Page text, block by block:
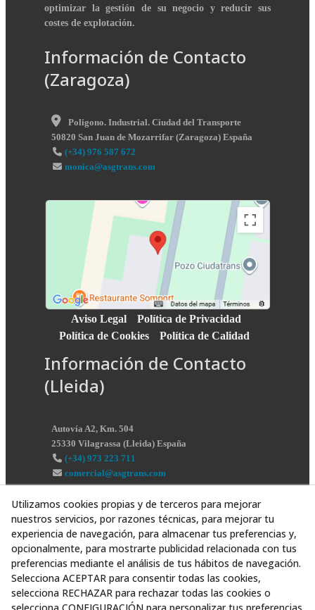
optimizar la gestión de su negocio y reducir sus
costes de explotación.
Información de Contacto
(Zaragoza)
Poligono. Industrial. Ciudad del Transporte
50820 San Juan de Mozarrifar (Zaragoza) España
(+34) 976 587 672
monica@asgtrans.com
Aviso Legal
Política de Privacidad
Política de Cookies
Política de Calidad
Información de Contacto
(Lleida)
Autovía A2, Km. 504
25330 Vilagrassa (Lleida) España
(+34) 973 223 711
comercial@asgtrans.com
Utilizamos cookies propias y de terceros para mejorar
nuestros servicios, por razones técnicas, para mejorar tu
experiencia de navegación, para almacenar tus preferencias y,
opcionalmente, para mostrarte publicidad relacionada con tus
preferencias mediante el análisis de tus hábitos de navegación.
Selecciona ACEPTAR para consentir todas las cookies,
selecciona RECHAZAR para rechazar todas las cookies o